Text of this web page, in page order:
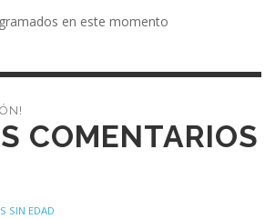
en este momento
COMENTARIOS
SIN EDAD